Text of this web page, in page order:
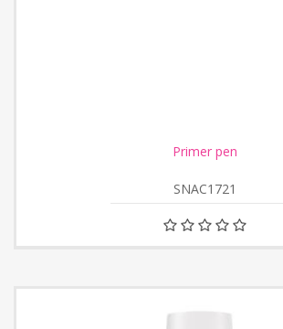
Primer pen
SNAC1721